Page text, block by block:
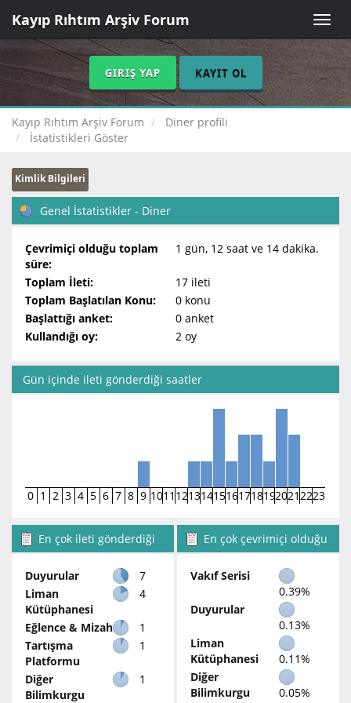
Toggle
Kayıp Rıhtım Arşiv Forum
GIRIŞ YAP KAYIT OL
Kayıp Rıhtım Arşiv Forum
Diner profili
İstatistikleri Göster
Kimlik Bilgileri
Genel İstatistikler - Diner
Çevrimiçi olduğu toplam
süre:
1 gün, 12 saat ve 14 dakika.
Toplam İleti:
17 ileti
Toplam Başlatılan Konu:
0 konu
Başlattığı anket:
0 anket
Kullandığı oy:
2 oy
Gün içinde ileti gönderdiği saatler
0 1 2 3 4 5 6 7 8 9 1011 12131415161718192021 2223
En çok ileti gönderdiği
Duyurular
7
Liman
Kütüphanesi
4
Eğlence & Mizah
1
Tartışma
Platformu
1
Diğer
Bilimkurgu
1
En çok çevrimiçi olduğu
Vakıf Serisi
0.39%
Duyurular
0.13%
Liman
Kütüphanesi
0.11%
Diğer
Bilimkurgu
0.05%